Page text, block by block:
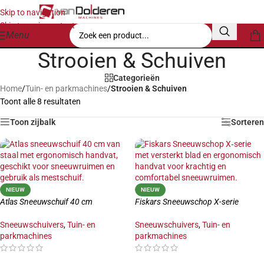
Skip to navigation
Skip to main content
Menu
Strooien & Schuiven
Categorieën
Home/Tuin- en parkmachines/Strooien & Schuiven
Toont alle 8 resultaten
Toon zijbalk Sorteren
NIEUW
Atlas Sneeuwschuif 40 cm
Sneeuwschuivers,Tuin- en
parkmachines
NIEUW
Fiskars Sneeuwschop X-serie
Sneeuwschuivers,Tuin- en
parkmachines